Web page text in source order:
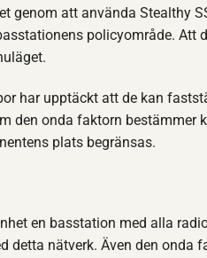
genom att använda Stealthy
policyområde.
har upptäckt att de kan
den onda faktorn
plats begränsas.
en basstation med alla
detta nätverk. Även den onda